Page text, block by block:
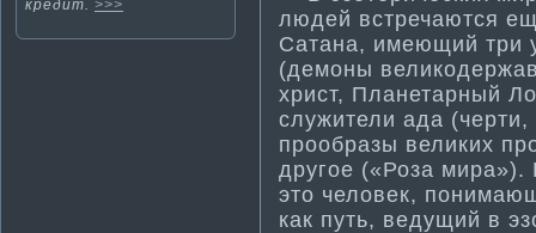
кредит. >>>
людей встречаются
Сатана, имеющий три
(демоны
христ, Планетарный
служители ада
прообразы великих
другое («Роза мира»).
это человек,
как путь, ведущий в